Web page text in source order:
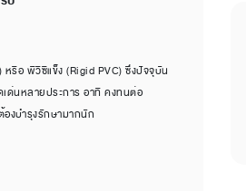
รือ พีวีซีแข็ง (Rigid PVC) ซึ่งปัจจุบัน
ด่นหลายประการ อาทิ คงทนต่อ
องบำรุงรักษามากนัก